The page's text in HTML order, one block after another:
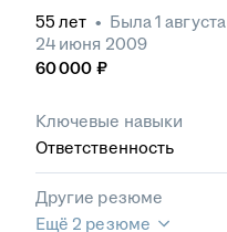
55 лет • Была1 августа
24 июня 2009
60 000 ₽
Ключевые навыки
Ответственность
Другие резюме
Ещё 2 резюме